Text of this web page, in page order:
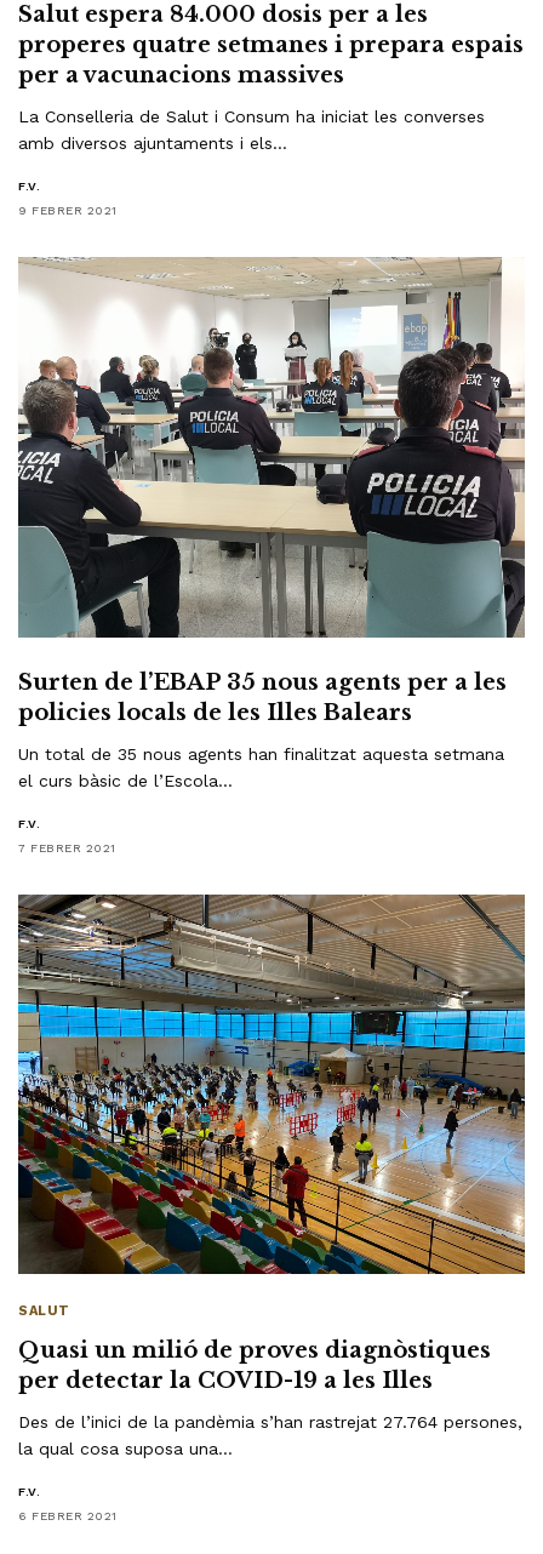
Salut espera 84.000 dosis per a les
properes quatre setmanes i prepara espais
per a vacunacions massives
La Conselleria de Salut i Consum ha iniciat les converses
amb diversos ajuntaments i els…
F.V.
9 FEBRER 2021
Surten de l’EBAP 35 nous agents per a les
policies locals de les Illes Balears
Un total de 35 nous agents han finalitzat aquesta setmana
el curs bàsic de l’Escola…
F.V.
7 FEBRER 2021
SALUT
Quasi un milió de proves diagnòstiques
per detectar la COVID-19 a les Illes
Des de l’inici de la pandèmia s’han rastrejat 27.764 persones,
la qual cosa suposa una…
F.V.
6 FEBRER 2021